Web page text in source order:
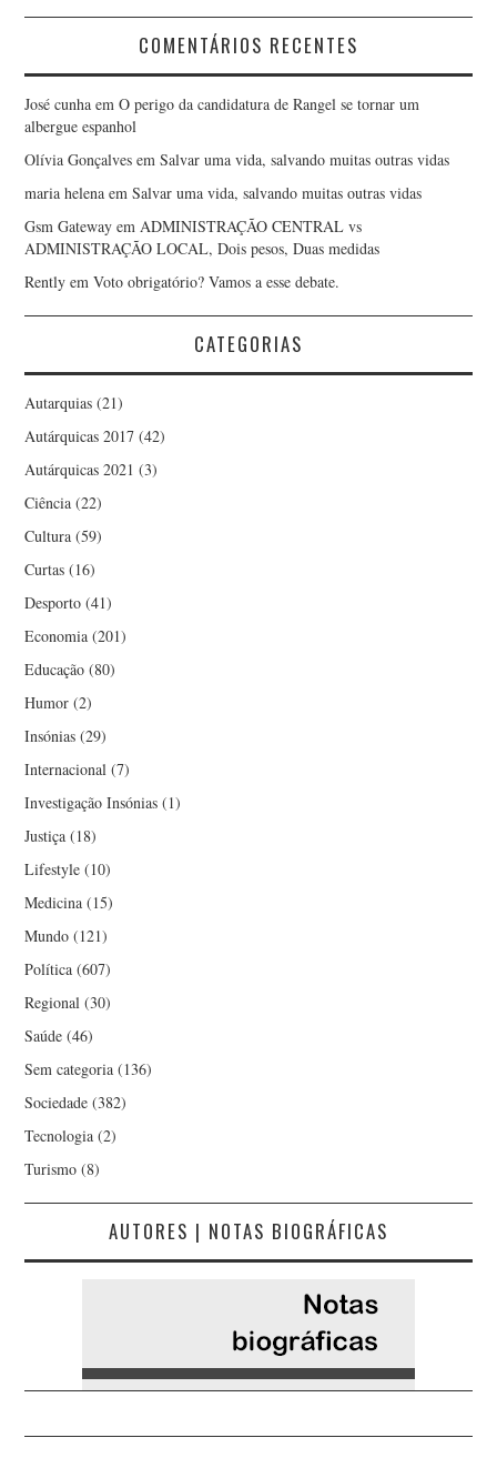
COMENTÁRIOS RECENTES
José cunha emO perigo da candidatura de Rangel se tornar um
albergue espanhol
Olívia Gonçalves emSalvar uma vida, salvando muitas outras vidas
maria helena emSalvar uma vida, salvando muitas outras vidas
Gsm Gateway emADMINISTRAÇÃO CENTRAL vs
ADMINISTRAÇÃO LOCAL, Dois pesos, Duas medidas
Rently emVoto obrigatório? Vamos a esse debate.
CATEGORIAS
Autarquias (21)
Autárquicas 2017 (42)
Autárquicas 2021 (3)
Ciência (22)
Cultura (59)
Curtas (16)
Desporto (41)
Economia (201)
Educação (80)
Humor (2)
Insónias (29)
Internacional (7)
Investigação Insónias (1)
Justiça (18)
Lifestyle (10)
Medicina (15)
Mundo (121)
Política (607)
Regional (30)
Saúde (46)
Sem categoria (136)
Sociedade (382)
Tecnologia (2)
Turismo (8)
AUTORES | NOTAS BIOGRÁFICAS